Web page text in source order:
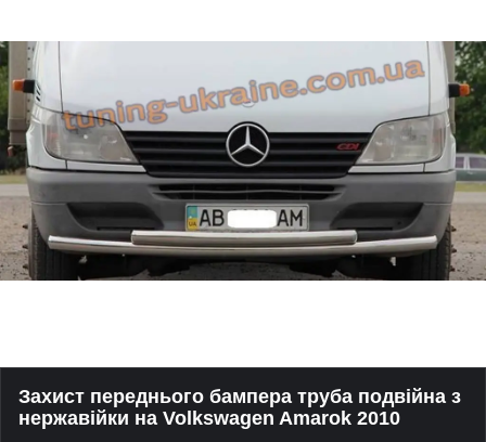
Захист переднього бампера труба подвійна з
нержавійки на Volkswagen Amarok 2010